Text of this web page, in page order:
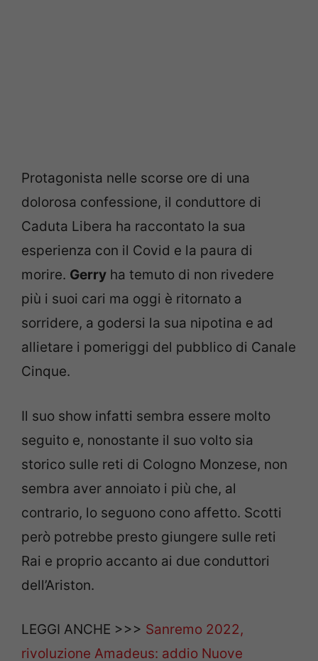
Protagonista nelle scorse ore di una
dolorosa confessione, il conduttore di
Caduta Libera ha raccontato la sua
esperienza con il Covid e la paura di
morire. Gerry ha temuto di non rivedere
più i suoi cari ma oggi è ritornato a
sorridere, a godersi la sua nipotina e ad
allietare i pomeriggi del pubblico di Canale
Cinque.
Il suo show infatti sembra essere molto
seguito e, nonostante il suo volto sia
storico sulle reti di Cologno Monzese, non
sembra aver annoiato i più che, al
contrario, lo seguono cono affetto. Scotti
però potrebbe presto giungere sulle reti
Rai e proprio accanto ai due conduttori
dell’Ariston.
LEGGI ANCHE >>> Sanremo 2022,
rivoluzione Amadeus: addio Nuove